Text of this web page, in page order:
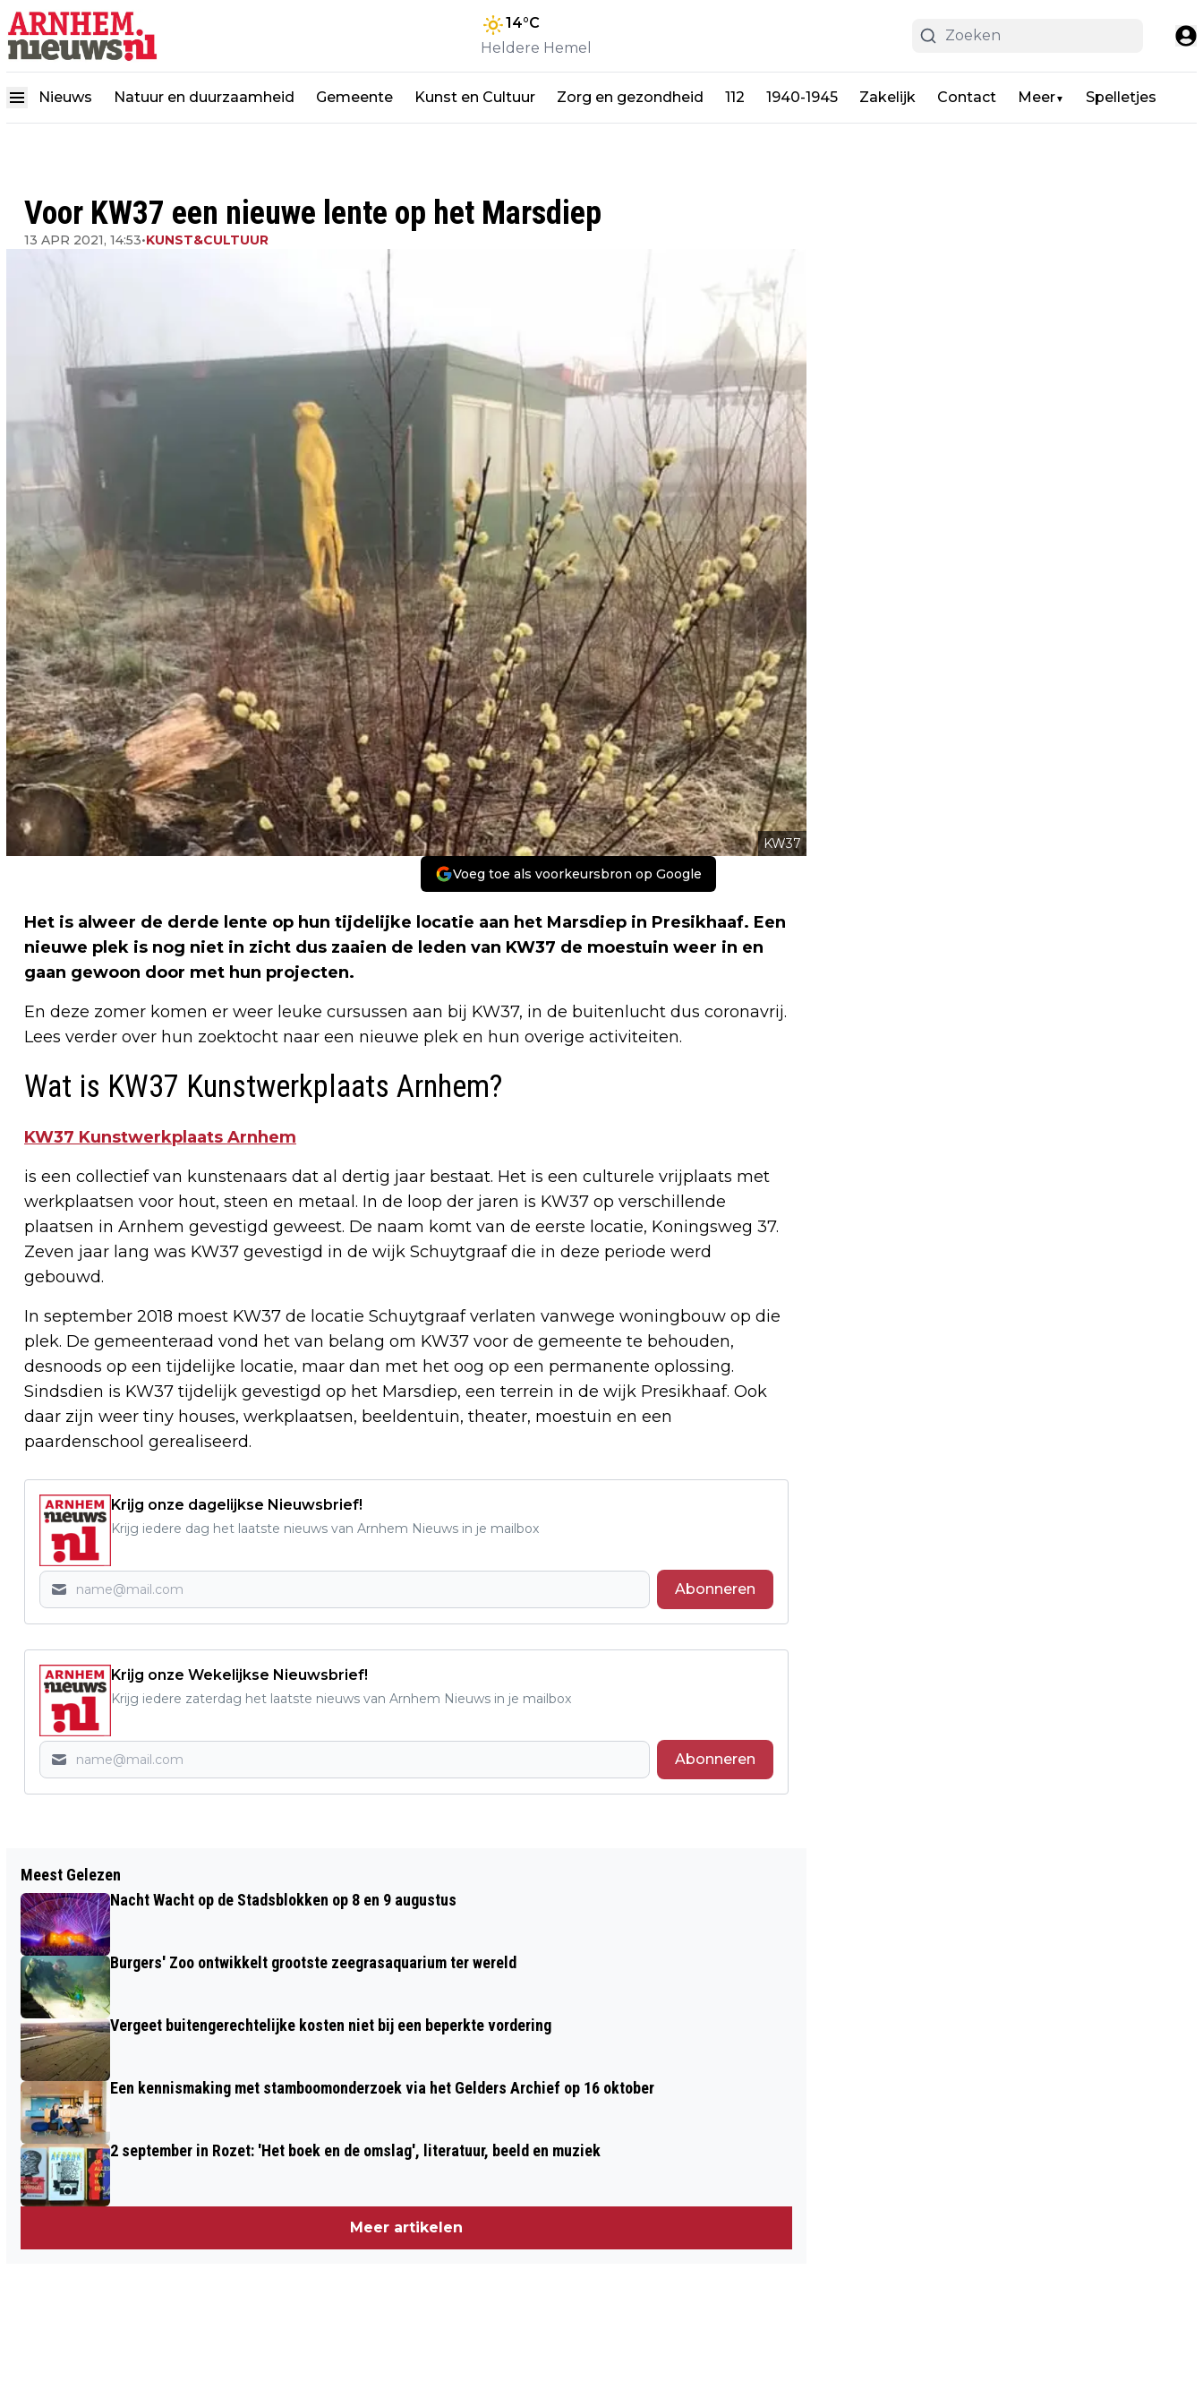
14°C
Heldere Hemel
Nieuws Natuur en duurzaamheid Gemeente Kunst en Cultuur Zorg en gezondheid 112 1940-1945 Zakelijk Contact Meer▼ Spelletjes
Voor KW37 een nieuwe lente op het Marsdiep
13 APR 2021, 14:53•KUNST&CULTUUR
KW37
Voeg toe als voorkeursbron op Google
Het is alweer de derde lente op hun tijdelijke locatie aan het Marsdiep in Presikhaaf. Een
nieuwe plek is nog niet in zicht dus zaaien de leden van KW37 de moestuin weer in en
gaan gewoon door met hun projecten.
En deze zomer komen er weer leuke cursussen aan bij KW37, in de buitenlucht dus coronavrij.
Lees verder over hun zoektocht naar een nieuwe plek en hun overige activiteiten.
Wat is KW37 Kunstwerkplaats Arnhem?
KW37 Kunstwerkplaats Arnhem
is een collectief van kunstenaars dat al dertig jaar bestaat. Het is een culturele vrijplaats met
werkplaatsen voor hout, steen en metaal. In de loop der jaren is KW37 op verschillende
plaatsen in Arnhem gevestigd geweest. De naam komt van de eerste locatie, Koningsweg 37.
Zeven jaar lang was KW37 gevestigd in de wijk Schuytgraaf die in deze periode werd
gebouwd.
In september 2018 moest KW37 de locatie Schuytgraaf verlaten vanwege woningbouw op die
plek. De gemeenteraad vond het van belang om KW37 voor de gemeente te behouden,
desnoods op een tijdelijke locatie, maar dan met het oog op een permanente oplossing.
Sindsdien is KW37 tijdelijk gevestigd op het Marsdiep, een terrein in de wijk Presikhaaf. Ook
daar zijn weer tiny houses, werkplaatsen, beeldentuin, theater, moestuin en een
paardenschool gerealiseerd.
Krijg onze dagelijkse Nieuwsbrief!
Krijg iedere dag het laatste nieuws van Arnhem Nieuws in je mailbox
Abonneren
Krijg onze Wekelijkse Nieuwsbrief!
Krijg iedere zaterdag het laatste nieuws van Arnhem Nieuws in je mailbox
Abonneren
WAT TE REGELEN NA DE DIAGNOSE
DEMENTIE? BELANGRIJKE
BESLISSINGEN VOOR LATER
SCHOOL IN DE ARCHITECTUUR
Meest Gelezen
Nacht Wacht op de Stadsblokken op 8 en 9 augustus
Burgers' Zoo ontwikkelt grootste zeegrasaquarium ter wereld
Vergeet buitengerechtelijke kosten niet bij een beperkte vordering
Een kennismaking met stamboomonderzoek via het Gelders Archief op 16 oktober
2 september in Rozet: 'Het boek en de omslag', literatuur, beeld en muziek
Meer artikelen